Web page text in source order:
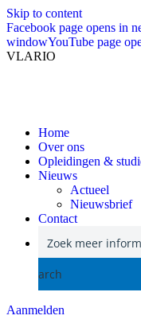
Skip to content
Facebook page opens in
windowYouTube page
VLARIO
Home
Over ons
Opleidingen &
Nieuws
Actueel
Nieuwsbrief
Contact
Search
Aanmelden